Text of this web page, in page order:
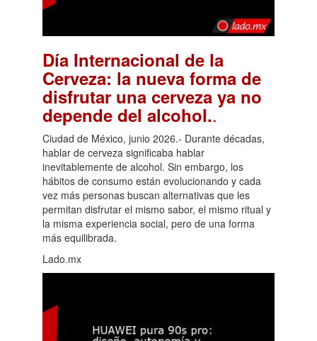
Día Internacional de la
Cerveza: la nueva forma de
disfrutar una cerveza ya no
depende del alcohol..
Ciudad de México, junio 2026.- Durante décadas,
hablar de cerveza significaba hablar
inevitablemente de alcohol. Sin embargo, los
hábitos de consumo están evolucionando y cada
vez más personas buscan alternativas que les
permitan disfrutar el mismo sabor, el mismo ritual y
la misma experiencia social, pero de una forma
más equilibrada.
Lado.mx